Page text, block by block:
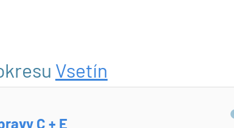
Vsetín
C + E